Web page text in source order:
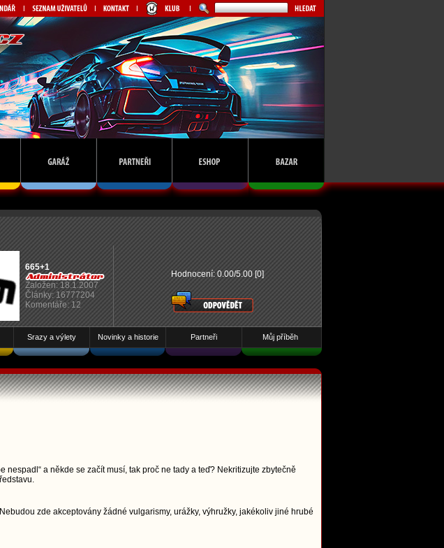
665+1
Založen: 18.1.2007
Články: 16777204
Komentáře: 12
Hodnocení: 0.00/5.00 [0]
Srazy a výlety Novinky a historie Partneři Můj příběh
a někde se začít musí, tak proč ne tady a teď? Nekritizujte zbytečně
zde akceptovány žádné vulgarismy, urážky, výhružky, jakékoliv jiné hrubé